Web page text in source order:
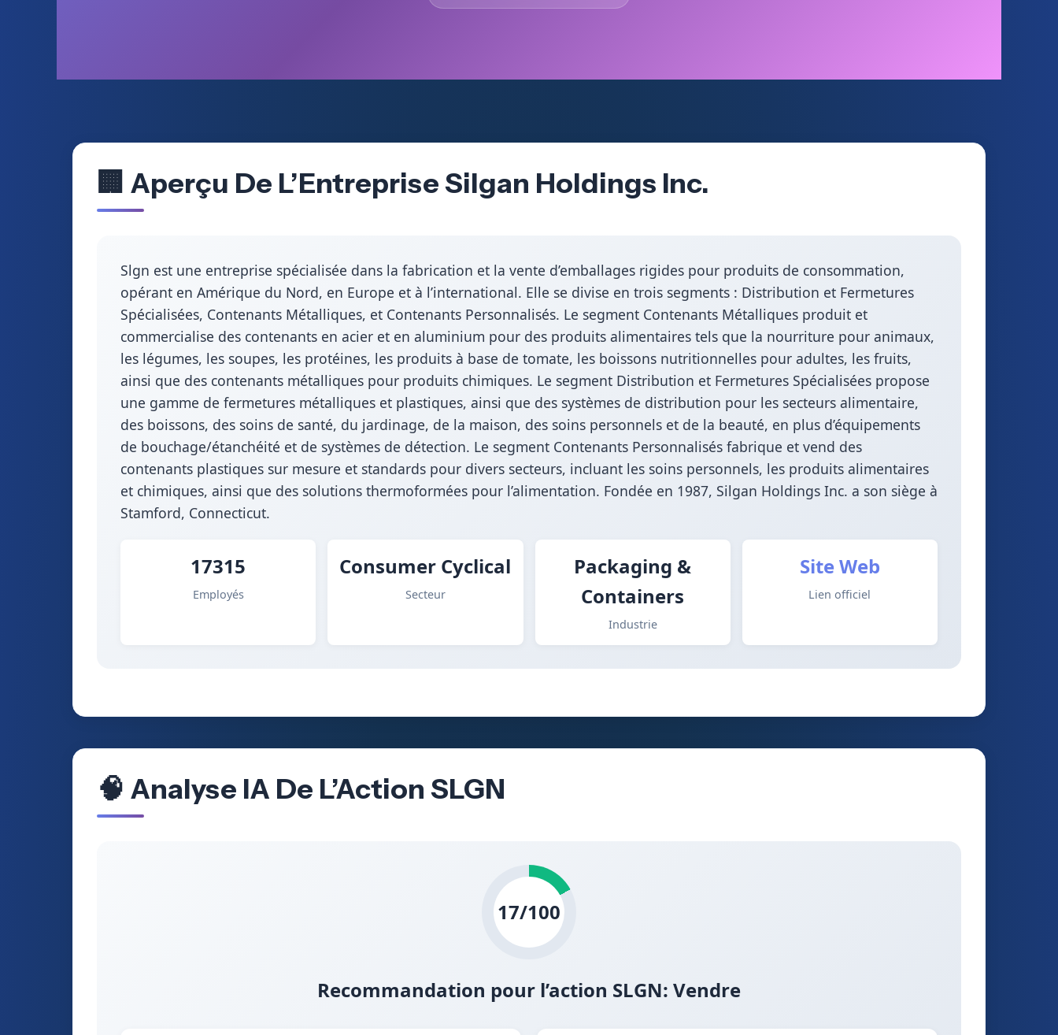
🏢 Aperçu De L’Entreprise Silgan Holdings Inc.
Slgn est une entreprise spécialisée dans la fabrication et la vente d’emballages rigides pour produits de consommation,
opérant en Amérique du Nord, en Europe et à l’international. Elle se divise en trois segments : Distribution et Fermetures
Spécialisées, Contenants Métalliques, et Contenants Personnalisés. Le segment Contenants Métalliques produit et
commercialise des contenants en acier et en aluminium pour des produits alimentaires tels que la nourriture pour animaux,
les légumes, les soupes, les protéines, les produits à base de tomate, les boissons nutritionnelles pour adultes, les fruits,
ainsi que des contenants métalliques pour produits chimiques. Le segment Distribution et Fermetures Spécialisées propose
une gamme de fermetures métalliques et plastiques, ainsi que des systèmes de distribution pour les secteurs alimentaire,
des boissons, des soins de santé, du jardinage, de la maison, des soins personnels et de la beauté, en plus d’équipements
de bouchage/étanchéité et de systèmes de détection. Le segment Contenants Personnalisés fabrique et vend des
contenants plastiques sur mesure et standards pour divers secteurs, incluant les soins personnels, les produits alimentaires
et chimiques, ainsi que des solutions thermoformées pour l’alimentation. Fondée en 1987, Silgan Holdings Inc. a son siège à
Stamford, Connecticut.
17315
Employés
Consumer Cyclical
Secteur
Packaging &
Containers
Industrie
Site Web
Lien officiel
🧠 Analyse IA De L’Action SLGN
17/100
Recommandation pour l’action SLGN: Vendre